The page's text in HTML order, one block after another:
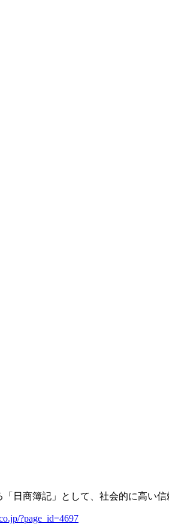
日商簿記」として、社会的に高い信
?page_id=4697